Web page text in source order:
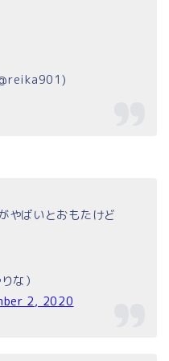
やばいとおもたけど
な）
2, 2020